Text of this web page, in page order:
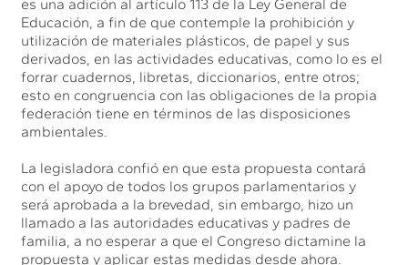
es una adición al artículo 113 de la Ley General de
Educación, a fin de que contemple la prohibición y
utilización de materiales plásticos, de papel y sus
derivados, en las actividades educativas, como lo es el
forrar cuadernos, libretas, diccionarios, entre otros;
esto en congruencia con las obligaciones de la propia
federación tiene en términos de las disposiciones
ambientales.
La legisladora confió en que esta propuesta contará
con el apoyo de todos los grupos parlamentarios y
será aprobada a la brevedad, sin embargo, hizo un
llamado a las autoridades educativas y padres de
familia, a no esperar a que el Congreso dictamine la
propuesta y aplicar estas medidas desde ahora.